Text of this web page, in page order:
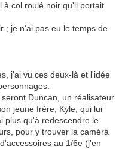
à col roulé noir qu'il portait
; je n'ai pas eu le temps de
j'ai vu ces deux-là et l'idée
Duncan, un réalisateur
jeune frère, Kyle, qui lui
plus qu'à redescendre le
pour y trouver la caméra
au 1/6e (j'en